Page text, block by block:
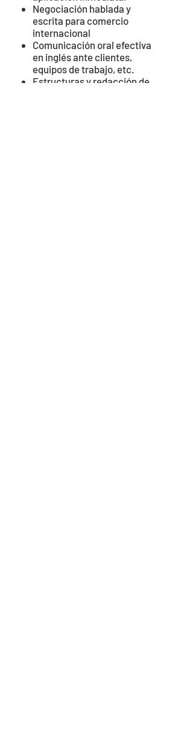
Negociación hablada y
escrita para comercio
internacional
Comunicación oral efectiva
en inglés ante clientes,
equipos de trabajo, etc.
Estructuras y redacción de